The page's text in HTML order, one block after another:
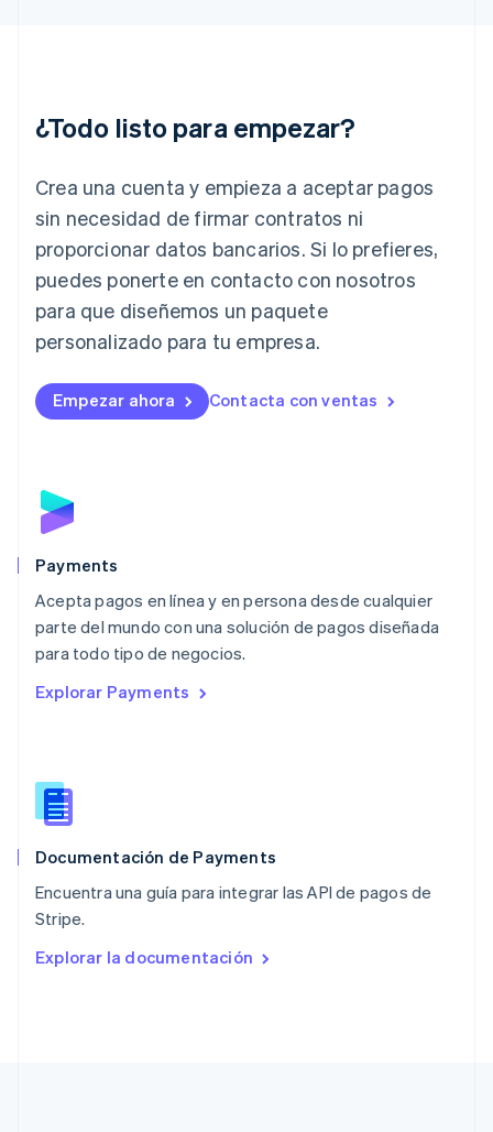
¿Todo listo para empezar?
Crea una cuenta y empieza a aceptar pagos
sin necesidad de firmar contratos ni
proporcionar datos bancarios. Si lo prefieres,
puedes ponerte en contacto con nosotros
para que diseñemos un paquete
personalizado para tu empresa.
Empezar ahora Contacta con ventas
Payments
Acepta pagos en línea y en persona desde cualquier
parte del mundo con una solución de pagos diseñada
para todo tipo de negocios.
Explorar Payments
Documentación de Payments
Encuentra una guía para integrar las API de pagos de
Stripe.
Explorar la documentación
Irlanda
Italia
English
Japón
日本語English
Letonia
Liechtenstein
DeutschEnglish
English
Luxemburgo
Malta
English
EspañolEnglish
English
Nueva Zelandia
English
NederlandsEnglish
Português
RAE de Hong Kong, China
Reino Unido
República Checa
English
English